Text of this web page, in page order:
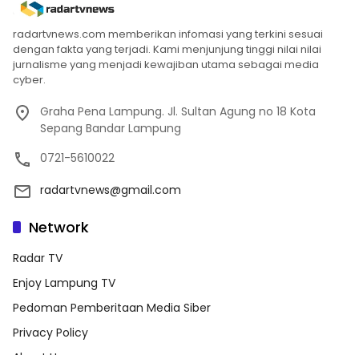
radartvnews.com memberikan infomasi yang terkini sesuai
dengan fakta yang terjadi. Kami menjunjung tinggi nilai nilai
jurnalisme yang menjadi kewajiban utama sebagai media
cyber.
Graha Pena Lampung. Jl. Sultan Agung no 18 Kota
Sepang Bandar Lampung
0721-5610022
radartvnews@gmail.com
Network
Radar TV
Enjoy Lampung TV
Pedoman Pemberitaan Media Siber
Privacy Policy